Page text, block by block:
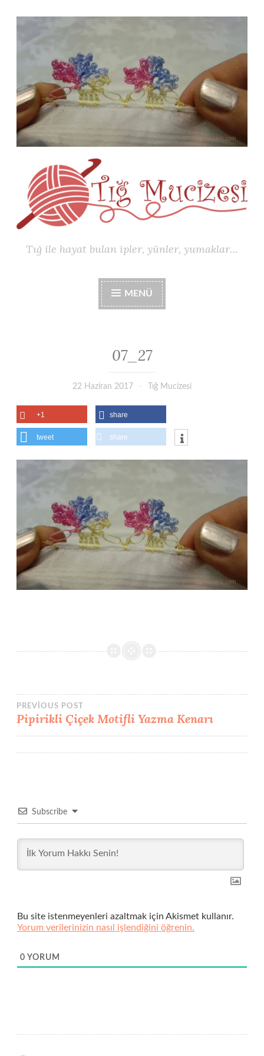
Tığ ile hayat bulan ipler, yünler, yumaklar…
MENÜ
07_27
22 Haziran 2017 Tığ Mucizesi
+1 share
tweet share
Yazı
PREVIOUS POST
Pipirikli Çiçek Motifli Yazma Kenarı
Subscribe
Bu site istenmeyenleri azaltmak için Akismet kullanır.
Yorum verilerinizin nasıl işlendiğini öğrenin.
0 YORUM